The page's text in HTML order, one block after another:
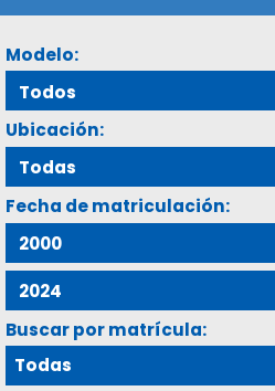
Modelo:
Ubicación:
Fecha de matriculación:
Buscar por matrícula: